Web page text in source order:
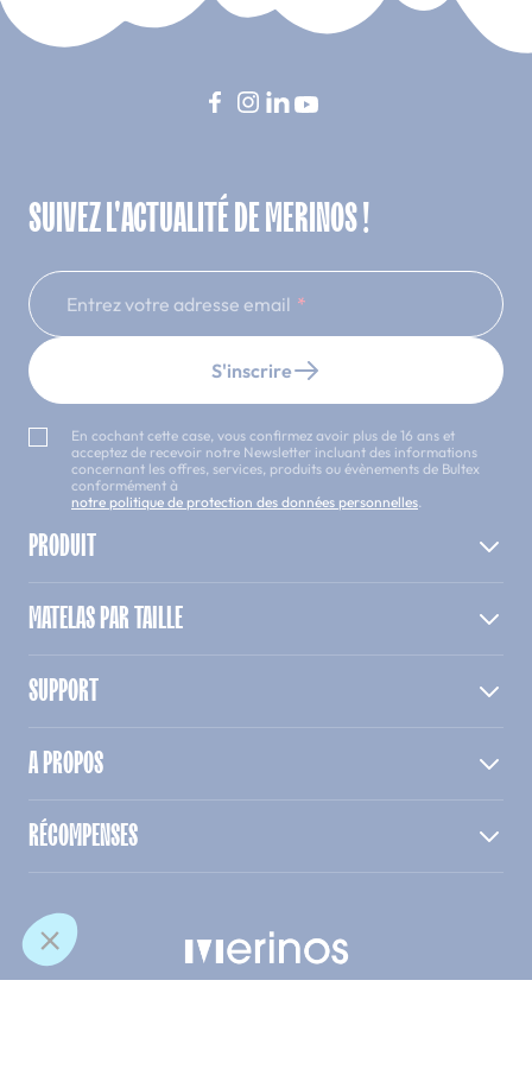
SUIVEZ L'ACTUALITÉ DE MERINOS !
Entrez votre adresse email
S'inscrire
En cochant cette case, vous confirmez avoir plus de 16 ans et
acceptez de recevoir notre Newsletter incluant des informations
concernant les offres, services, produits ou évènements de Bultex
conformément à
notre politique de protection des données personnelles.
PRODUIT
MATELAS PAR TAILLE
SUPPORT
A PROPOS
RÉCOMPENSES